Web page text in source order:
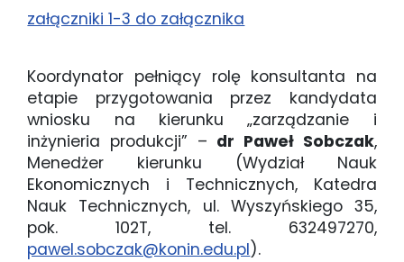
załączniki 1-3 do załącznika
Koordynator pełniący rolę konsultanta na
etapie przygotowania przez kandydata
wniosku na kierunku „zarządzanie i
inżynieria produkcji” – dr Paweł Sobczak,
Menedżer kierunku (Wydział Nauk
Ekonomicznych i Technicznych, Katedra
Nauk Technicznych, ul. Wyszyńskiego 35,
pok. 102T, tel. 632497270,
pawel.sobczak@konin.edu.pl).